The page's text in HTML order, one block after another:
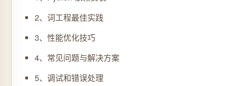
2、词工程最佳实践
3、性能优化技巧
4、常见问题与解决方案
5、调试和错误处理